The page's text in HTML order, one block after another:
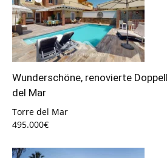
Wunderschöne, renovierte
del Mar
Torre del Mar
495.000€